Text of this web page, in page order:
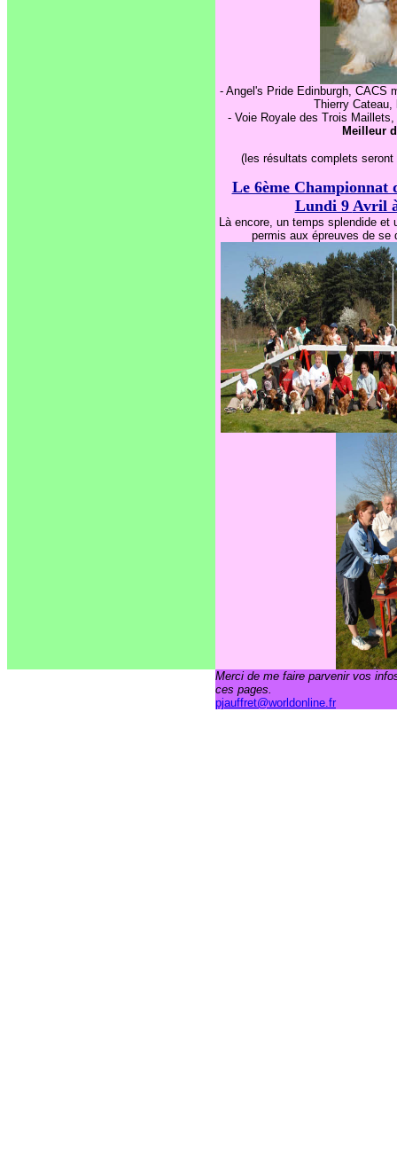
- Angel's Pride Edinburgh, CACS
Thierry Cateau,
- Voie Royale des Trois
Meilleur
(les résultats complets
Le 6ème
Lundi 9 Avril
Là encore, un temps splendide et
permis aux épreuves de se
Merci de me faire parvenir vos
ces pages.
pjauffret@worldonline.fr